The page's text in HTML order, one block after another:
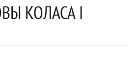
КОЛАСА І